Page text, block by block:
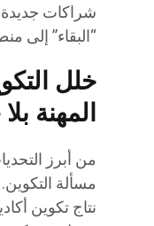
شراكات
“البقاء” إلى
خلل
المهنة
من أبرز
مسألة
نتاج تكوين